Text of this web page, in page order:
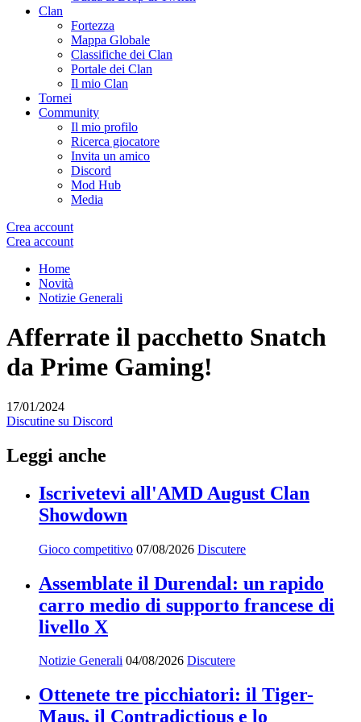
Clan
Fortezza
Mappa Globale
Classifiche dei Clan
Portale dei Clan
Il mio Clan
Tornei
Community
Il mio profilo
Ricerca giocatore
Invita un amico
Discord
Mod Hub
Media
Crea account
Crea account
Home
Novità
Notizie Generali
Afferrate il pacchetto Snatch
da Prime Gaming!
17/01/2024
Discutine su Discord
Leggi anche
Iscrivetevi all'AMD August Clan
Showdown
Gioco competitivo 07/08/2026 Discutere
Assemblate il Durendal: un rapido
carro medio di supporto francese di
livello X
Notizie Generali 04/08/2026 Discutere
Ottenete tre picchiatori: il Tiger-
Maus, il Contradictious e lo